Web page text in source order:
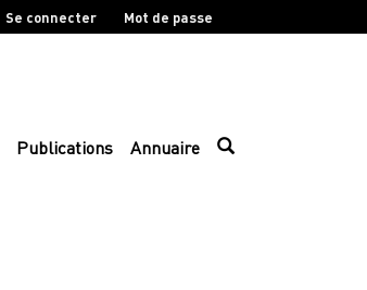
Se connecter Mot de passe
Publications Annuaire